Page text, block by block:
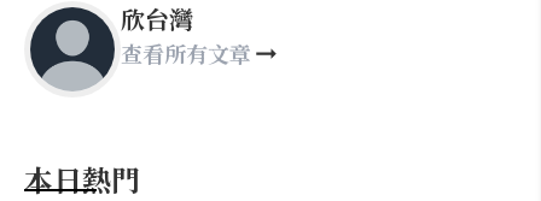
欣台灣
查看所有文章
本日熱門